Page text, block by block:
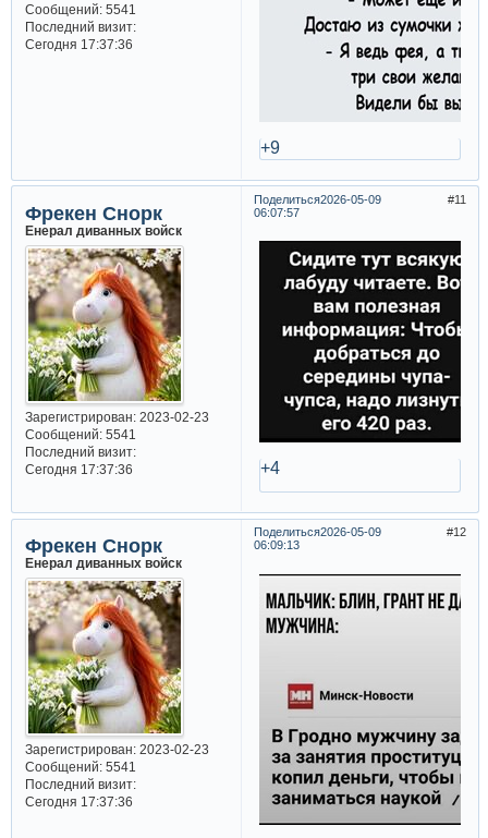
Сообщений:5541
Последний визит:
Сегодня 17:37:36
+9
Поделиться 11
2026-05-09
06:07:57
Фрекен Снорк
Енерал диванных войск
Зарегистрирован: 2023-02-23
Сообщений:5541
Последний визит:
Сегодня 17:37:36
+4
Поделиться 12
2026-05-09
06:09:13
Фрекен Снорк
Енерал диванных войск
Зарегистрирован: 2023-02-23
Сообщений:5541
Последний визит:
Сегодня 17:37:36